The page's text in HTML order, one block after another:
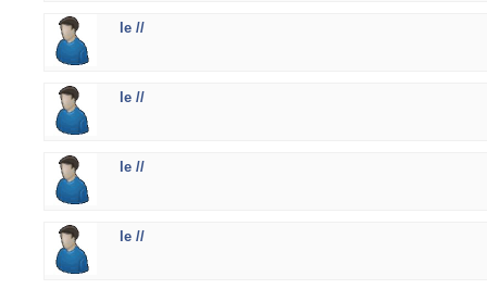
le //
le //
le //
le //